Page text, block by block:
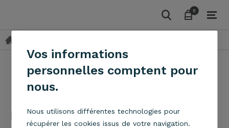
00
Paiement sécurisé - e-
Vos informations
personnelles comptent pour
nous.
Nous utilisons différentes technologies pour
récupérer les cookies issus de votre navigation.